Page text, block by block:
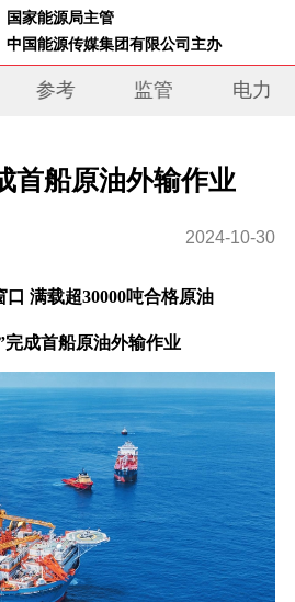
国家能源局主管
中国能源传媒集团有限公司主办
参考 监管 电力
首船原油外输作业
2024-10-30
口 满载超30000吨合格原油
完成首船原油外输作业